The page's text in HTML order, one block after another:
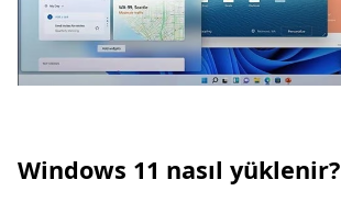
Windows 11 nasıl yüklenir?